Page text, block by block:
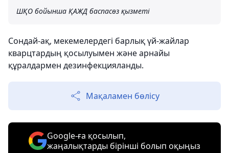
ШҚО бойынша ҚАЖД баспасөз қызметі
Сондай-ақ, мекемелердегі барлық үй-жайлар
кварцтардың қосылуымен және арнайы
құралдармен дезинфекцияланды.
Мақаламен бөлісу
Google-ға қосылып,
жаңалықтарды бірінші болып оқыңыз